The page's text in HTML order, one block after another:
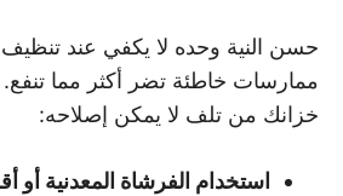
حسن النية وحده لا يكفي عند
ممارسات خاطئة تضر أكثر مما
خزانك من تلف لا يمكن إصلاحه:
استخدام الفرشاة المعدنية أو